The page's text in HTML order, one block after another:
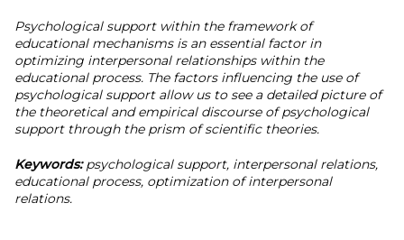
Psychological support within the framework of
educational mechanisms is an essential factor in
optimizing interpersonal relationships within the
educational process. The factors influencing the use of
psychological support allow us to see a detailed picture of
the theoretical and empirical discourse of psychological
support through the prism of scientific theories.
Keywords:psychological support, interpersonal relations,
educational process, optimization of interpersonal
relations.